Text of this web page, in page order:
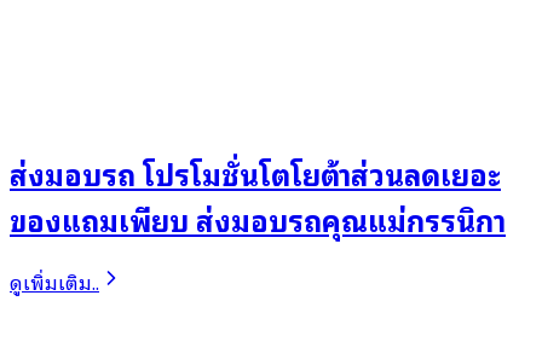
ส่งมอบรถ โปรโมชั่นโตโยต้าส่วนลดเยอะ
ของแถมเพียบ ส่งมอบรถคุณแม่กรรนิกา
ดูเพิ่มเติม..